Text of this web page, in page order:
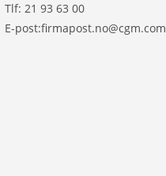
Tlf: 21 93 63 00
E-post:firmapost.no@cgm.com